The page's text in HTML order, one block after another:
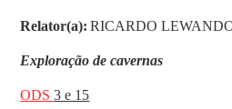
Relator(a):RICARDO
Exploração de cavernas
ODS3 e 15